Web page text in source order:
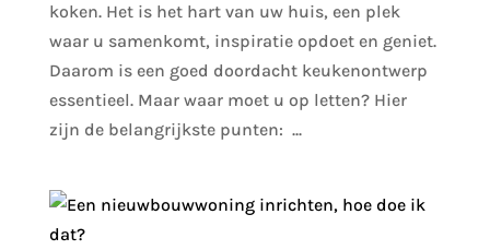
koken. Het is het hart van uw huis, een plek
waar u samenkomt, inspiratie opdoet en geniet.
Daarom is een goed doordacht keukenontwerp
essentieel. Maar waar moet u op letten? Hier
zijn de belangrijkste punten: ...